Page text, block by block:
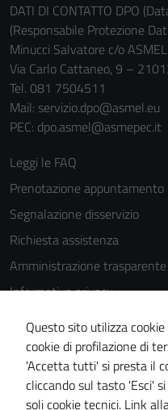
DATI DI CONTATTO DPO
(Responsabile Protezione
Minucci Salvatore c/o
Via Carlo Cattaneo, 9 –
Tel. 081 7504511
Mail: servizio.dpo@asmel.eu
PEC: dpo.asmel@asmepec.it
Leggi le FAQ
Prenotazione appuntamento
Segnalazione disservizio
Richiesta assistenza
Amministrazione trasparente
Informativa privacy
Cookie Policy
Note legali
Dichiarazione di accessibilità
Piano di miglioramento del
Questo sito utilizza
cookie di profilazione di
'Accetta tutti' si presta il
cliccando sul tasto 'Esci'
soli cookie tecnici. Link